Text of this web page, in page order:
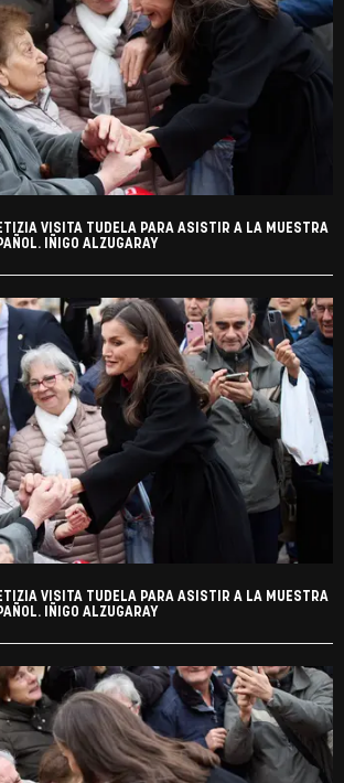
VISITA TUDELA PARA ASISTIR A LA MUESTRA
IÑIGO ALZUGARAY
VISITA TUDELA PARA ASISTIR A LA MUESTRA
IÑIGO ALZUGARAY